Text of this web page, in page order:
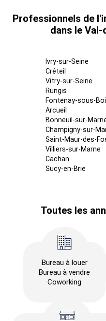
Professionnels de
dans le
Ivry-sur-Seine
Créteil
Vitry-sur-Seine
Rungis
Fontenay-sous-
Arcueil
Bonneuil-sur-
Champigny-sur-
Saint-Maur-des-
Villiers-sur-Marne
Cachan
Sucy-en-Brie
Toutes les
Bureau à louer
Bureau à vendre
Coworking